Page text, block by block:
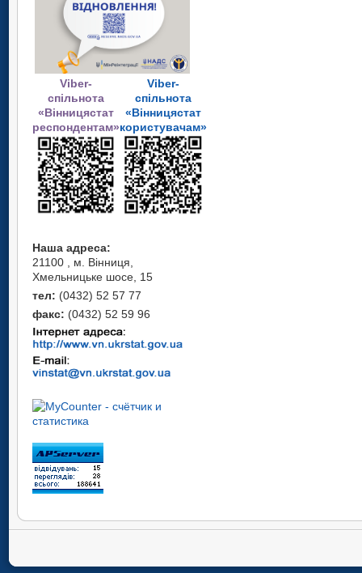
Viber-
спільнота
«Вінницястат
респондентам»
Viber-
спільнота
«Вінницястат
користувачам»
Наша адреса:
21100 , м. Вінниця,
Хмельницьке шосе, 15
тел: (0432) 52 57 77
факс: (0432) 52 59 96